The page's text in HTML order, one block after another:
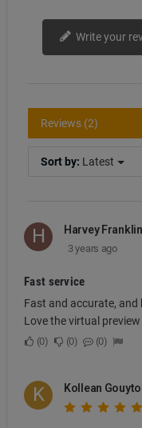
Write your
Reviews (2)
Sort by: Latest
H Harvey Franklin
3 years ago
Fast service
Fast and accurate, and
Love the virtual
0 0 0
K Kollean